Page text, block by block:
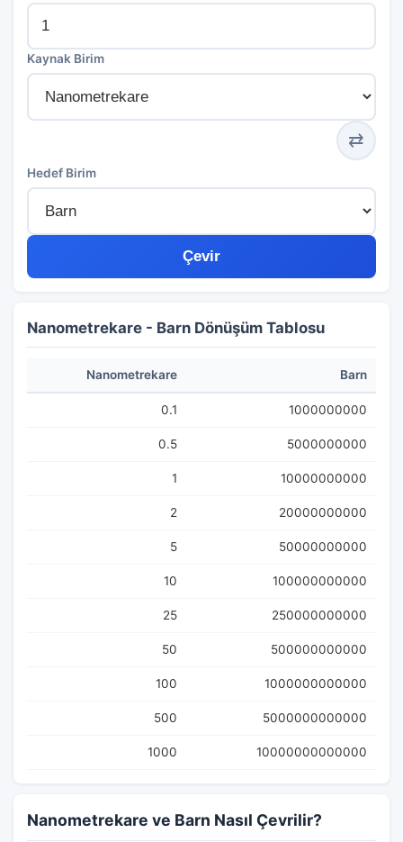
Kaynak Birim
⇄
Hedef Birim
Çevir
Nanometrekare - Barn Dönüşüm Tablosu
Nanometrekare Barn
0.1 1000000000
0.5 5000000000
1 10000000000
2 20000000000
5 50000000000
10 100000000000
25 250000000000
50 500000000000
100 1000000000000
500 5000000000000
1000 10000000000000
Nanometrekare ve Barn Nasıl Çevrilir?